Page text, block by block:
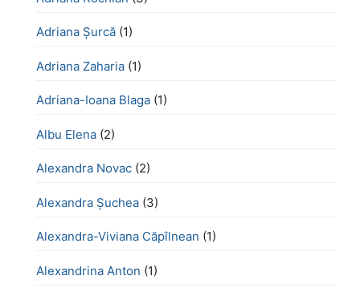
Adriana Șurcă (1)
Adriana Zaharia (1)
Adriana-Ioana Blaga (1)
Albu Elena (2)
Alexandra Novac (2)
Alexandra Șuchea (3)
Alexandra-Viviana Căpîlnean (1)
Alexandrina Anton (1)